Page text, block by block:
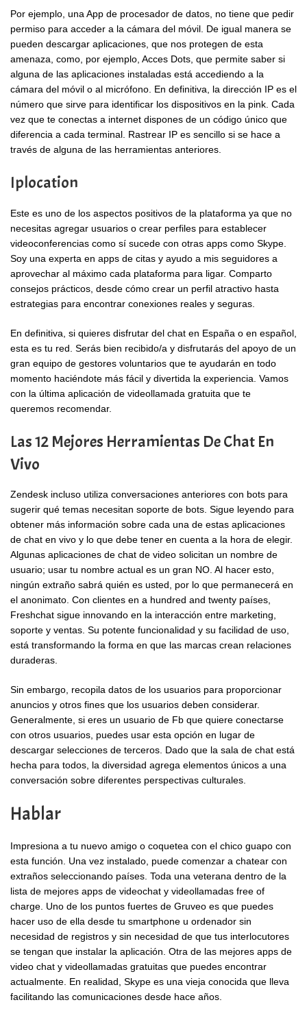
Por ejemplo, una App de procesador de datos, no tiene que pedir
permiso para acceder a la cámara del móvil. De igual manera se
pueden descargar aplicaciones, que nos protegen de esta
amenaza, como, por ejemplo, Acces Dots, que permite saber si
alguna de las aplicaciones instaladas está accediendo a la
cámara del móvil o al micrófono. En definitiva, la dirección IP es el
número que sirve para identificar los dispositivos en la pink. Cada
vez que te conectas a internet dispones de un código único que
diferencia a cada terminal. Rastrear IP es sencillo si se hace a
través de alguna de las herramientas anteriores.
Iplocation
Este es uno de los aspectos positivos de la plataforma ya que no
necesitas agregar usuarios o crear perfiles para establecer
videoconferencias como sí sucede con otras apps como Skype.
Soy una experta en apps de citas y ayudo a mis seguidores a
aprovechar al máximo cada plataforma para ligar. Comparto
consejos prácticos, desde cómo crear un perfil atractivo hasta
estrategias para encontrar conexiones reales y seguras.
En definitiva, si quieres disfrutar del chat en España o en español,
esta es tu red. Serás bien recibido/a y disfrutarás del apoyo de un
gran equipo de gestores voluntarios que te ayudarán en todo
momento haciéndote más fácil y divertida la experiencia. Vamos
con la última aplicación de videollamada gratuita que te
queremos recomendar.
Las 12 Mejores Herramientas De Chat En
Vivo
Zendesk incluso utiliza conversaciones anteriores con bots para
sugerir qué temas necesitan soporte de bots. Sigue leyendo para
obtener más información sobre cada una de estas aplicaciones
de chat en vivo y lo que debe tener en cuenta a la hora de elegir.
Algunas aplicaciones de chat de video solicitan un nombre de
usuario; usar tu nombre actual es un gran NO. Al hacer esto,
ningún extraño sabrá quién es usted, por lo que permanecerá en
el anonimato. Con clientes en a hundred and twenty países,
Freshchat sigue innovando en la interacción entre marketing,
soporte y ventas. Su potente funcionalidad y su facilidad de uso,
está transformando la forma en que las marcas crean relaciones
duraderas.
Sin embargo, recopila datos de los usuarios para proporcionar
anuncios y otros fines que los usuarios deben considerar.
Generalmente, si eres un usuario de Fb que quiere conectarse
con otros usuarios, puedes usar esta opción en lugar de
descargar selecciones de terceros. Dado que la sala de chat está
hecha para todos, la diversidad agrega elementos únicos a una
conversación sobre diferentes perspectivas culturales.
Hablar
Impresiona a tu nuevo amigo o coquetea con el chico guapo con
esta función. Una vez instalado, puede comenzar a chatear con
extraños seleccionando países. Toda una veterana dentro de la
lista de mejores apps de videochat y videollamadas free of
charge. Uno de los puntos fuertes de Gruveo es que puedes
hacer uso de ella desde tu smartphone u ordenador sin
necesidad de registros y sin necesidad de que tus interlocutores
se tengan que instalar la aplicación. Otra de las mejores apps de
video chat y videollamadas gratuitas que puedes encontrar
actualmente. En realidad, Skype es una vieja conocida que lleva
facilitando las comunicaciones desde hace años.